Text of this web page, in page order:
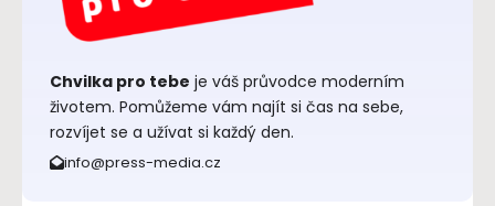
Chvilka pro tebe je váš průvodce moderním
životem. Pomůžeme vám najít si čas na sebe,
rozvíjet se a užívat si každý den.
info@press-media.cz